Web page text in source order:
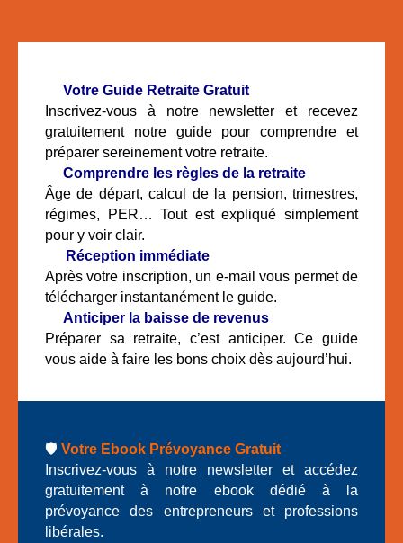
Votre Guide Retraite Gratuit
Inscrivez-vous à notre newsletter et recevez
gratuitement notre guide pour comprendre et
préparer sereinement votre retraite.
Comprendre les règles de la retraite
Âge de départ, calcul de la pension, trimestres,
régimes, PER… Tout est expliqué simplement
pour y voir clair.
Réception immédiate
Après votre inscription, un e-mail vous permet de
télécharger instantanément le guide.
Anticiper la baisse de revenus
Préparer sa retraite, c’est anticiper. Ce guide
vous aide à faire les bons choix dès aujourd’hui.
🛡️ Votre Ebook Prévoyance Gratuit
Inscrivez-vous à notre newsletter et accédez
gratuitement à notre ebook dédié à la
prévoyance des entrepreneurs et professions
libérales.